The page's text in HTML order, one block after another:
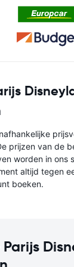
prijzen van de
worden in ons
altijd tegen
boeken.